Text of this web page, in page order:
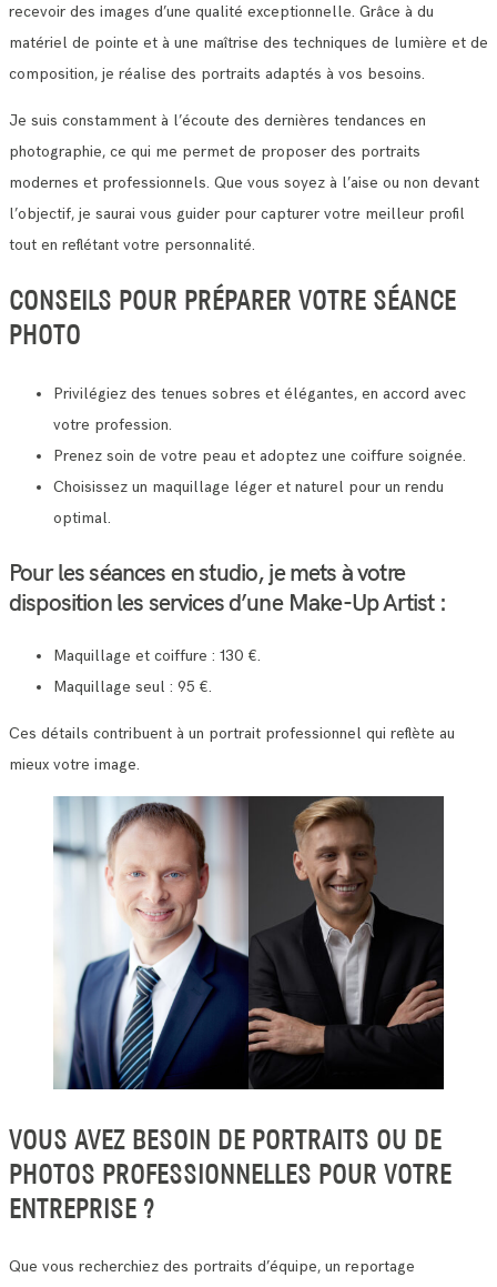
recevoir des images d’une qualité exceptionnelle. Grâce à du
matériel de pointe et à une maîtrise des techniques de lumière et de
composition, je réalise des portraits adaptés à vos besoins.
Je suis constamment à l’écoute des dernières tendances en
photographie, ce qui me permet de proposer des portraits
modernes et professionnels. Que vous soyez à l’aise ou non devant
l’objectif, je saurai vous guider pour capturer votre meilleur profil
tout en reflétant votre personnalité.
CONSEILS POUR PRÉPARER VOTRE SÉANCE
PHOTO
Privilégiez des tenues sobres et élégantes, en accord avec
votre profession.
Prenez soin de votre peau et adoptez une coiffure soignée.
Choisissez un maquillage léger et naturel pour un rendu
optimal.
Pour les séances en studio, je mets à votre
disposition les services d’une Make-Up Artist :
Maquillage et coiffure : 130 €.
Maquillage seul : 95 €.
Ces détails contribuent à un portrait professionnel qui reflète au
mieux votre image.
VOUS AVEZ BESOIN DE PORTRAITS OU DE
PHOTOS PROFESSIONNELLES POUR VOTRE
ENTREPRISE ?
Que vous recherchiez des portraits d’équipe, un reportage